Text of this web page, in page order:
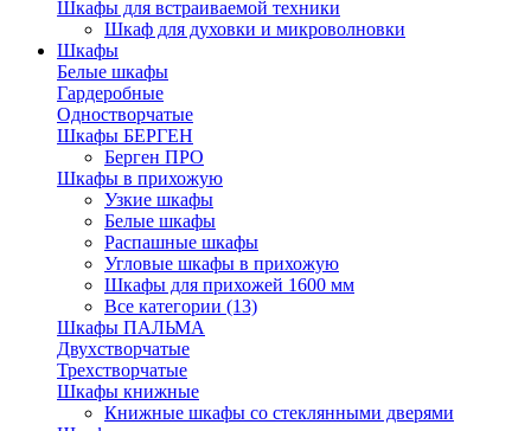
Шкафы для встраиваемой техники
Шкаф для духовки и микроволновки
Шкафы
Белые шкафы
Гардеробные
Одностворчатые
Шкафы БЕРГЕН
Берген ПРО
Шкафы в прихожую
Узкие шкафы
Белые шкафы
Распашные шкафы
Угловые шкафы в прихожую
Шкафы для прихожей 1600 мм
Все категории (13)
Шкафы ПАЛЬМА
Двухстворчатые
Трехстворчатые
Шкафы книжные
Книжные шкафы со стеклянными дверями